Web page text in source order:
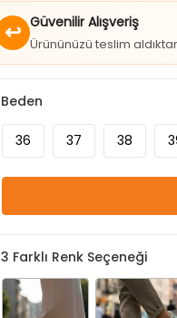
↩ Güvenilir Alışveriş
Ürününüzü teslim
Beden
36 37 38
3 Farklı Renk Seçeneği